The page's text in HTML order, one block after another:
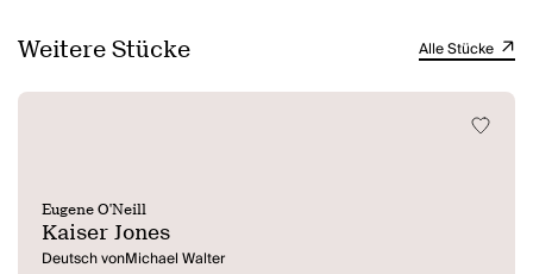
Weitere Stücke Alle Stücke
Eugene O'Neill
Kaiser Jones
Deutsch vonMichael Walter